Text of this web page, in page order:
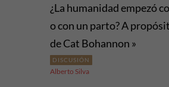
¿La humanidad empezó
o con un parto? A
de Cat Bohannon »
DISCUSIÓN
Alberto Silva